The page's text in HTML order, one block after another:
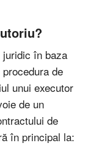
în baza
de
unui executor
de un
de
în principal la: